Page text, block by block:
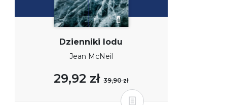
Dzienniki lodu
Jean McNeil
29,92 zł39,90 zł